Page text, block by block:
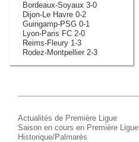
Bordeaux-Soyaux 3-0
Dijon-Le Havre 0-2
Guingamp-PSG 0-1
Lyon-Paris FC 2-0
Reims-Fleury 1-3
Rodez-Montpellier 2-3
Actualités de Première Ligue
Saison en cours en Première Ligue
Historique/Palmarès